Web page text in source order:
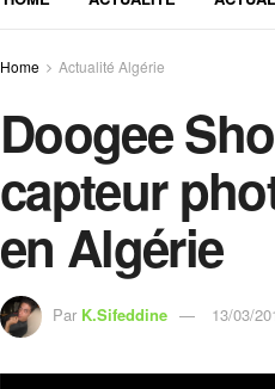
Home Actualité Algérie
Doogee
capteur
en Algérie
Par K.Sifeddine 13/03/